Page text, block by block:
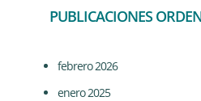
PUBLICACIONES
febrero 2026
enero 2025